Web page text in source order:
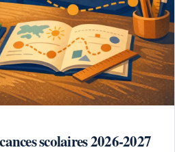
scolaires 2026-2027